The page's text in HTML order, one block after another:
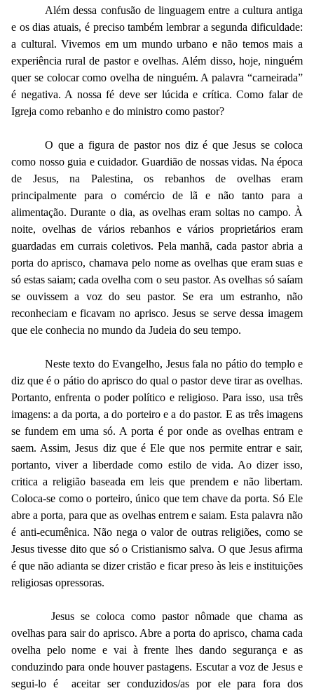
Além dessa confusão de linguagem entre a cultura antiga
e os dias atuais, é preciso também lembrar a segunda dificuldade:
a cultural. Vivemos em um mundo urbano e não temos mais a
experiência rural de pastor e ovelhas. Além disso, hoje, ninguém
quer se colocar como ovelha de ninguém. A palavra “carneirada”
é negativa. A nossa fé deve ser lúcida e crítica. Como falar de
Igreja como rebanho e do ministro como pastor?
O que a figura de pastor nos diz é que Jesus se coloca
como nosso guia e cuidador. Guardião de nossas vidas. Na época
de Jesus, na Palestina, os rebanhos de ovelhas eram
principalmente para o comércio de lã e não tanto para a
alimentação. Durante o dia, as ovelhas eram soltas no campo. À
noite, ovelhas de vários rebanhos e vários proprietários eram
guardadas em currais coletivos. Pela manhã, cada pastor abria a
porta do aprisco, chamava pelo nome as ovelhas que eram suas e
só estas saiam; cada ovelha com o seu pastor. As ovelhas só saíam
se ouvissem a voz do seu pastor. Se era um estranho, não
reconheciam e ficavam no aprisco. Jesus se serve dessa imagem
que ele conhecia no mundo da Judeia do seu tempo.
Neste texto do Evangelho, Jesus fala no pátio do templo e
diz que é o pátio do aprisco do qual o pastor deve tirar as ovelhas.
Portanto, enfrenta o poder político e religioso. Para isso, usa três
imagens: a da porta, a do porteiro e a do pastor. E as três imagens
se fundem em uma só. A porta é por onde as ovelhas entram e
saem. Assim, Jesus diz que é Ele que nos permite entrar e sair,
portanto, viver a liberdade como estilo de vida. Ao dizer isso,
critica a religião baseada em leis que prendem e não libertam.
Coloca-se como o porteiro, único que tem chave da porta. Só Ele
abre a porta, para que as ovelhas entrem e saiam. Esta palavra não
é anti-ecumênica. Não nega o valor de outras religiões, como se
Jesus tivesse dito que só o Cristianismo salva. O que Jesus afirma
é que não adianta se dizer cristão e ficar preso às leis e instituições
religiosas opressoras.
Jesus se coloca como pastor nômade que chama as
ovelhas para sair do aprisco. Abre a porta do aprisco, chama cada
ovelha pelo nome e vai à frente lhes dando segurança e as
conduzindo para onde houver pastagens. Escutar a voz de Jesus e
segui-lo é aceitar ser conduzidos/as por ele para fora dos